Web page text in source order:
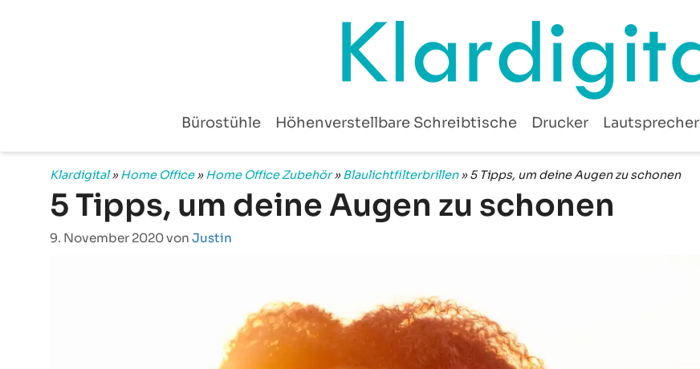
Bürostühle Höhenverstellbare Schreibtische Drucker Lautsprecher
Klardigital» Home Office» Home Office Zubehör» Blaulichtfilterbrillen» 5 Tipps, um deine Augen zu schonen
5 Tipps, um deine Augen zu schonen
9. November 2020von Justin